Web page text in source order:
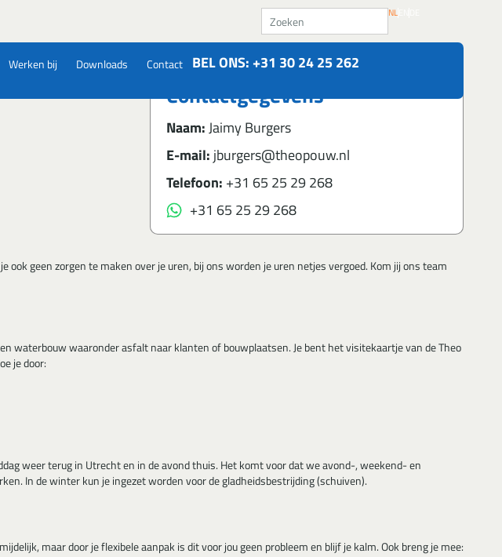
Zoeken NL
Werken bij Downloads Contact BEL ONS: +31 30 24 25 262
Contactgegevens
Naam:Jaimy Burgers
E-mail: jburgers@theopouw.nl
Telefoon: +31 65 25 29 268
+31 65 25 29 268
geen zorgen te maken over je uren, bij ons worden je uren netjes vergoed. Kom jij ons team
waterbouw waaronder asfalt naar klanten of bouwplaatsen. Je bent het visitekaartje van de Theo
je door:
weer terug in Utrecht en in de avond thuis. Het komt voor dat we avond-, weekend- en
In de winter kun je ingezet worden voor de gladheidsbestrijding (schuiven).
maar door je flexibele aanpak is dit voor jou geen probleem en blijf je kalm. Ook breng je mee: